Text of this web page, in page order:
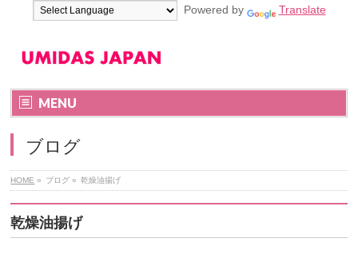
Powered by Translate
MENU
ブログ
HOME » ブログ » 乾燥油揚げ
乾燥油揚げ